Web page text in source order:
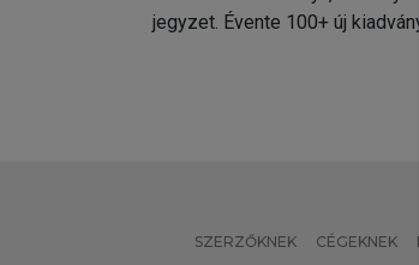
jegyzet. Évente 100+ új
SZERZŐKNEK CÉGEKNEK